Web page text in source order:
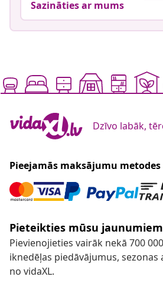
Sazināties ar mums
Dzīvo labāk,
Pieejamās maksājumu metodes
Pieteikties mūsu jaunumiem
Pievienojieties vairāk nekā 700
iknedēļas piedāvājumus,
no vidaXL.